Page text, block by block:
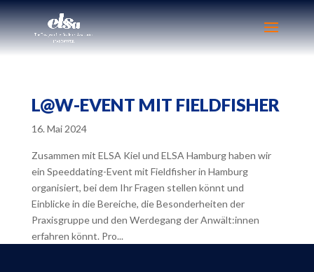
L@W-EVENT MIT FIELDFISHER
16. Mai 2024
Zusammen mit ELSA Kiel und ELSA Hamburg haben wir
ein Speeddating-Event mit Fieldfisher in Hamburg
organisiert, bei dem Ihr Fragen stellen könnt und
Einblicke in die Bereiche, die Besonderheiten der
Praxisgruppe und den Werdegang der Anwält:innen
erfahren könnt. Pro...